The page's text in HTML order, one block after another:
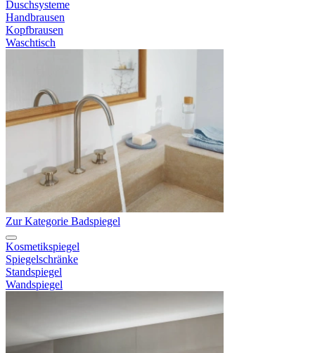
Duschsysteme
Handbrausen
Kopfbrausen
Waschtisch
Zur Kategorie Badspiegel
Kosmetikspiegel
Spiegelschränke
Standspiegel
Wandspiegel